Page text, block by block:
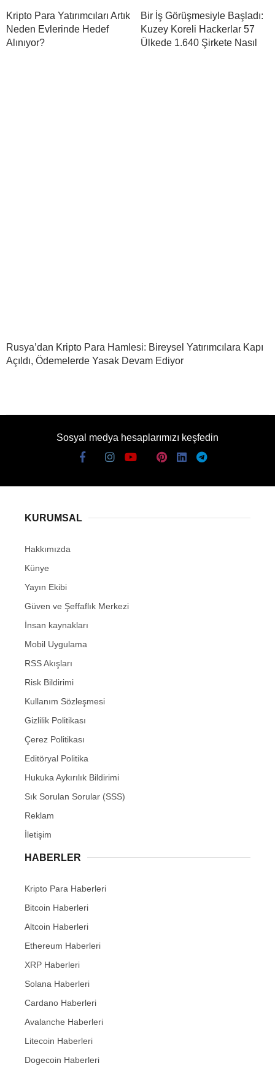
Kripto Para Yatırımcıları Artık
Neden Evlerinde Hedef
Alınıyor?
Bir İş Görüşmesiyle Başladı:
Kuzey Koreli Hackerlar 57
Ülkede 1.640 Şirkete Nasıl
Rusya’dan Kripto Para Hamlesi: Bireysel Yatırımcılara Kapı
Açıldı, Ödemelerde Yasak Devam Ediyor
Sosyal medya hesaplarımızı keşfedin
KURUMSAL
Hakkımızda
Künye
Yayın Ekibi
Güven ve Şeffaflık Merkezi
İnsan kaynakları
Mobil Uygulama
RSS Akışları
Risk Bildirimi
Kullanım Sözleşmesi
Gizlilik Politikası
Çerez Politikası
Editöryal Politika
Hukuka Aykırılık Bildirimi
Sık Sorulan Sorular (SSS)
Reklam
İletişim
HABERLER
Kripto Para Haberleri
Bitcoin Haberleri
Altcoin Haberleri
Ethereum Haberleri
XRP Haberleri
Solana Haberleri
Cardano Haberleri
Avalanche Haberleri
Litecoin Haberleri
Dogecoin Haberleri